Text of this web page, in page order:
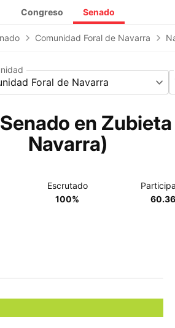
Congreso Senado
Comunidad Foral de Navarra
Foral de Navarra
en
Navarra)
Escrutado
100%